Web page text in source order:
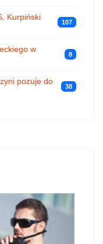
Kurpiński
107
w
8
pozuje do
38